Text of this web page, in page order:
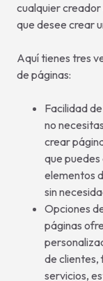
cualquier
que desee crear
Aquí tienes tres
de páginas:
Facilidad
no
crear
que
elementos
sin
Opciones
páginas
de clientes,
servicios,